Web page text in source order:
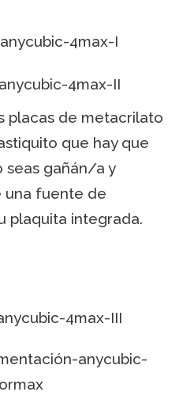
placas de metacrilato
que hay que
seas gañán/a y
una fuente de
plaquita integrada.